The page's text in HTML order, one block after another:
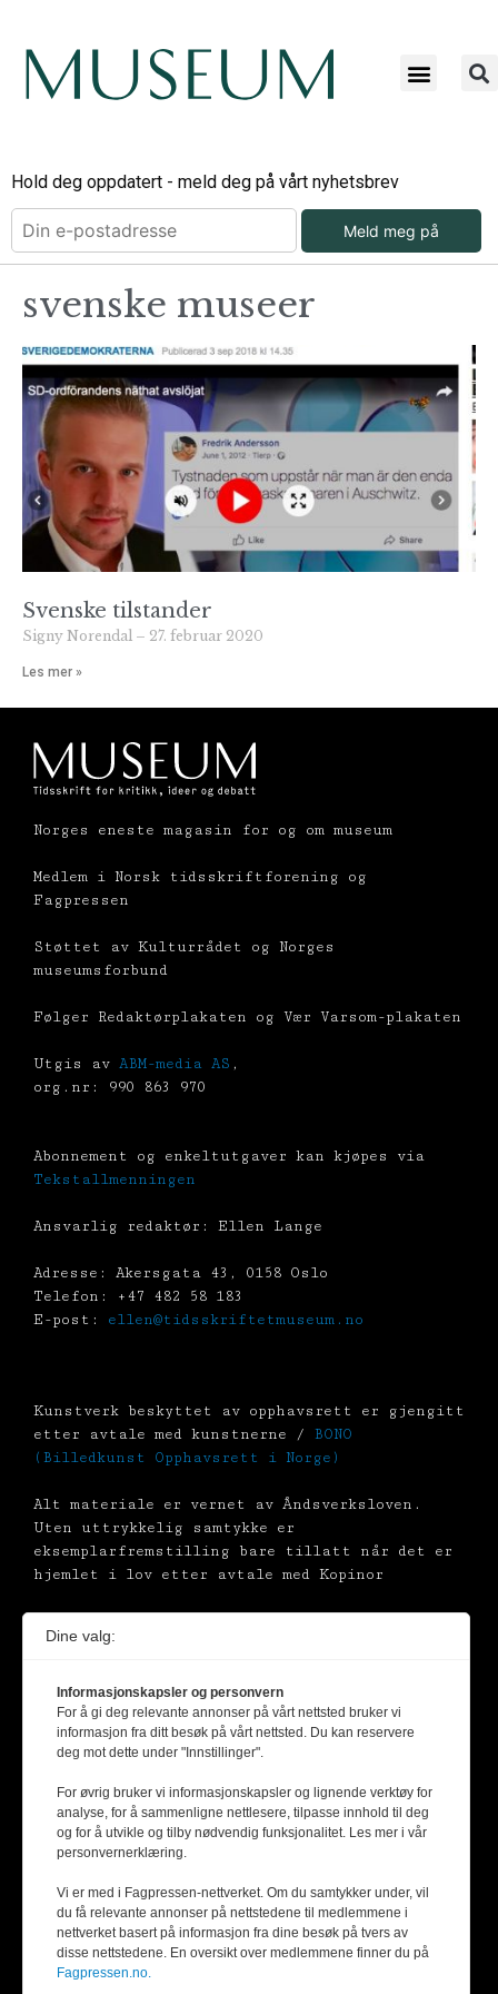
Hold deg oppdatert - meld deg på vårt nyhetsbrev
Meld meg på
svenske museer
Svenske tilstander
Signy Norendal 27. februar 2020
Les mer »
Norges eneste magasin for og om museum
Medlem i Norsk tidsskriftforening og
Fagpressen
Støttet av Kulturrådet og Norges
museumsforbund
Følger Redaktørplakaten og Vær Varsom-plakaten
Utgis av ABM-media AS ,
org.nr: 990 863 970
Abonnement og enkeltutgaver kan kjøpes via
Tekstallmenningen
Ansvarlig redaktør: Ellen Lange
Adresse: Akersgata 43, 0158 Oslo
Telefon: +47 482 58 183
E-post: ellen@tidsskriftetmuseum.no
Kunstverk beskyttet av opphavsrett er gjengitt
etter avtale med kunstnerne / BONO
(Billedkunst Opphavsrett i Norge)
Alt materiale er vernet av Åndsverksloven.
Uten uttrykkelig samtykke er
eksemplarfremstilling bare tillatt når det er
hjemlet i lov etter avtale med Kopinor
Dine valg:
Informasjonskapsler og personvern
For å gi deg relevante annonser på vårt nettsted bruker vi
informasjon fra ditt besøk på vårt nettsted. Du kan reservere
deg mot dette under "Innstillinger".
For øvrig bruker vi informasjonskapsler og lignende verktøy for
analyse, for å sammenligne nettlesere, tilpasse innhold til deg
og for å utvikle og tilby nødvendig funksjonalitet. Les mer i vår
personvernerklæring.
Vi er med i Fagpressen-nettverket. Om du samtykker under, vil
du få relevante annonser på nettstedene til medlemmene i
nettverket basert på informasjon fra dine besøk på tvers av
disse nettstedene. En oversikt over medlemmene finner du på
Fagpressen.no.